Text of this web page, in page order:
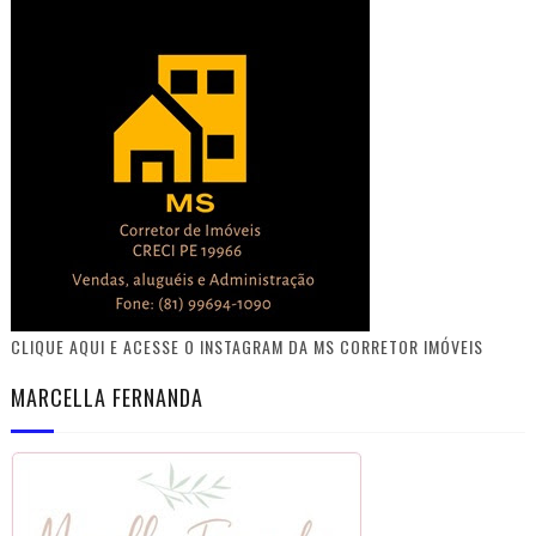
CLIQUE AQUI E ACESSE O INSTAGRAM DA MS CORRETOR IMÓVEIS
MARCELLA FERNANDA